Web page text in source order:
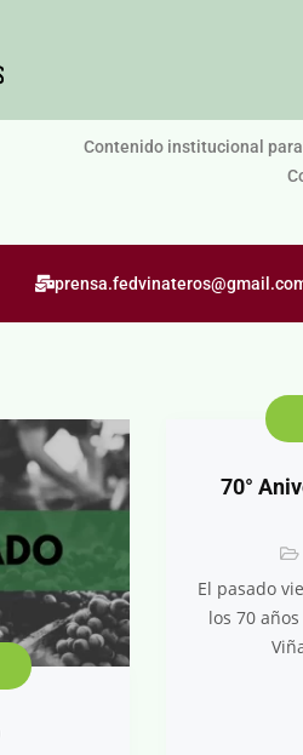
Contenido institucional
70°
El pasado
los 70